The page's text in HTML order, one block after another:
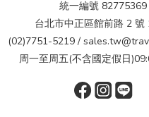
統一編號 82775369
台北市中正區館前路 2 號
(02)7751-5219 /
周一至周五(不含國定假日